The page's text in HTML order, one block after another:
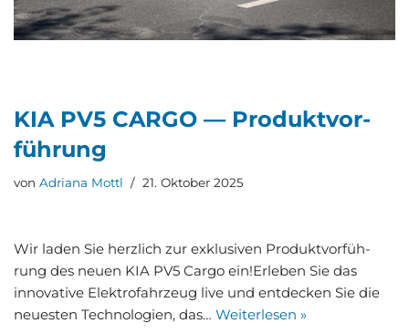
KIA PV5 CAR­GO — Pro­dukt­vor­
füh­rung
von Adriana Mottl 21. Oktober 2025
Wir laden Sie herz­lich zur exklu­si­ven Pro­dukt­vor­füh­
rung des neu­en KIA PV5 Car­go ein!Erle­ben Sie das
inno­va­ti­ve Elek­tro­fahr­zeug live und ent­de­cken Sie die
neu­es­ten Tech­no­lo­gien, das… Wei­ter­le­sen »